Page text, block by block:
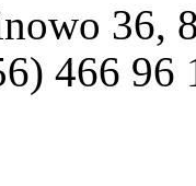
36,
466 96